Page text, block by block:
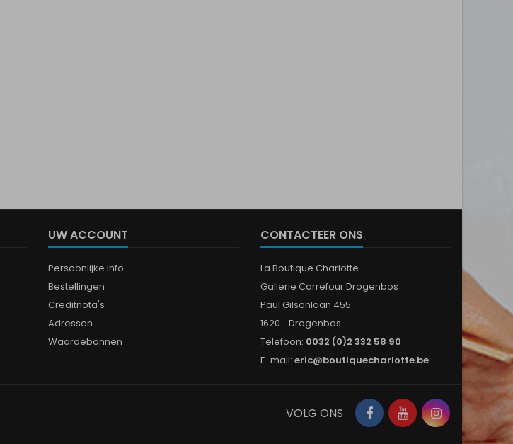
UW ACCOUNT
Persoonlijke Info
Bestellingen
Creditnota's
Adressen
Waardebonnen
CONTACTEER ONS
La Boutique Charlotte
Gallerie Carrefour Drogenbos
Paul Gilsonlaan 455
1620 Drogenbos
Telefoon: 0032 (0)2 332 58 90
E-mail: eric@boutiquecharlotte.be
Facebook
YouTubeInstagram
VOLG ONS